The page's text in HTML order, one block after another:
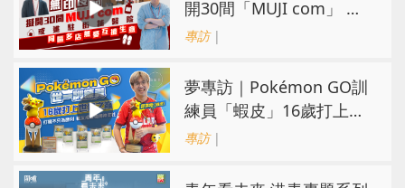
開30間「MUJI com」 或
進駐街舖醫院 同區多店無
專訪|
夢專訪｜Pokémon GO訓
練員「蝦皮」16歲打上世
界第一！戰友成最強後盾
專訪|